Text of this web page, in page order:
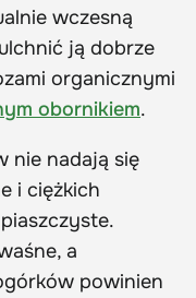
wczesną
ją dobrze
organicznymi
obornikiem.
nie nadają się
i ciężkich
a
powinien